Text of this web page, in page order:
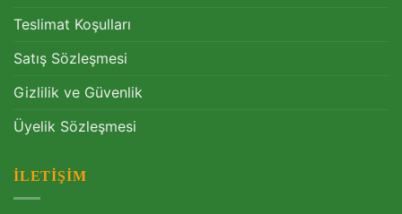
Teslimat Koşulları
Satış Sözleşmesi
Gizlilik ve Güvenlik
Üyelik Sözleşmesi
İLETIŞIM